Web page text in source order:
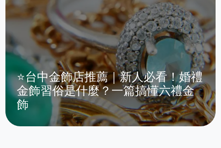
⭐台中金飾店推薦｜新人必看！婚禮
金飾習俗是什麼？一篇搞懂六禮金
飾